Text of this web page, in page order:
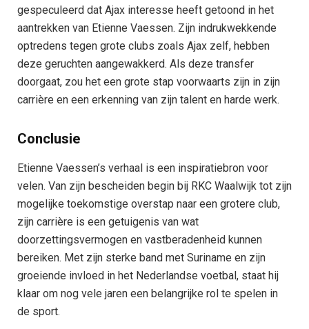
gespeculeerd dat Ajax interesse heeft getoond in het
aantrekken van Etienne Vaessen. Zijn indrukwekkende
optredens tegen grote clubs zoals Ajax zelf, hebben
deze geruchten aangewakkerd. Als deze transfer
doorgaat, zou het een grote stap voorwaarts zijn in zijn
carrière en een erkenning van zijn talent en harde werk.
Conclusie
Etienne Vaessen’s verhaal is een inspiratiebron voor
velen. Van zijn bescheiden begin bij RKC Waalwijk tot zijn
mogelijke toekomstige overstap naar een grotere club,
zijn carrière is een getuigenis van wat
doorzettingsvermogen en vastberadenheid kunnen
bereiken. Met zijn sterke band met Suriname en zijn
groeiende invloed in het Nederlandse voetbal, staat hij
klaar om nog vele jaren een belangrijke rol te spelen in
de sport.